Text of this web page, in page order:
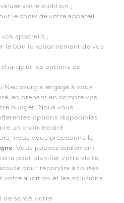
votre audition ;
le choix de votre appareil
appareils ;
le bon fonctionnement de vos
et les options de
Neubourg s'engage à vous
en prenant en compte vos
budget. Nous vous
options disponibles
un choix éclairé.
nous vous proposons la
. Vous pouvez également
pour planifier votre visite.
pour répondre à toutes
votre audition et les solutions
de santé, votre